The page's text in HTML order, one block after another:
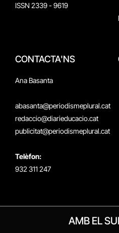
ISSN 2339 - 9619
CONTACTA'NS
Ana Basanta
abasanta@periodismeplural.cat
redaccio@diarieducacio.cat
publicitat@periodismeplural.cat
Telèfon:
932 311 247
AMB EL